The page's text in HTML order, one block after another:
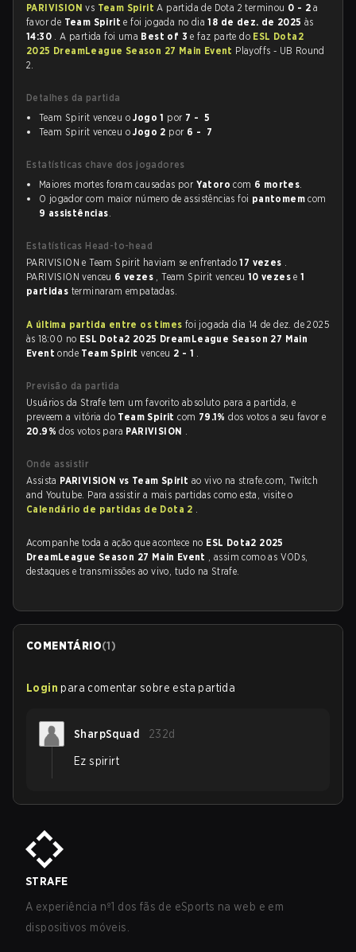
PARIVISIONvs Team SpiritA partida de Dota 2 terminou 0 - 2 a
favor de Team Spirite foi jogada no dia18 de dez. de 2025às
14:30 . A partida foi uma Best of 3e faz parte do ESL Dota2
2025 DreamLeague Season 27 Main Event Playoffs - UB Round
2.
Detalhes da partida
Team Spirit venceu oJogo 1 por 7 - 5
Team Spirit venceu oJogo 2 por 6 - 7
Estatísticas chave dos jogadores
Maiores mortes foram causadas por Yatoro com 6 mortes.
O jogador com maior número de assistências foi pantomem com
9 assistências.
Estatísticas Head-to-head
PARIVISION e Team Spirit haviam se enfrentado17 vezes .
PARIVISION venceu 6 vezes , Team Spirit venceu 10 vezese1
partidas terminaram empatadas.
A última partida entre os times foi jogada dia 14 de dez. de 2025
às 18:00 no ESL Dota2 2025 DreamLeague Season 27 Main
Eventonde Team Spiritvenceu 2 - 1 .
Previsão da partida
Usuários da Strafe tem um favorito absoluto para a partida, e
preveem a vitória do Team Spiritcom 79.1%dos votos a seu favor e
20.9%dos votos para PARIVISION .
Onde assistir
Assista PARIVISION vs Team Spirit ao vivo na strafe.com, Twitch
and Youtube. Para assistir a mais partidas como esta, visite o
Calendário de partidas de Dota 2 .
Acompanhe toda a ação que acontece no ESL Dota2 2025
DreamLeague Season 27 Main Event , assim como as VODs,
destaques e transmissões ao vivo, tudo na Strafe.
COMENTÁRIO(1)
Login para comentar sobre esta partida
SharpSquad 232d
Ez spirirt
STRAFE
A experiência nº1 dos fãs de eSports na web e em
dispositivos móveis.